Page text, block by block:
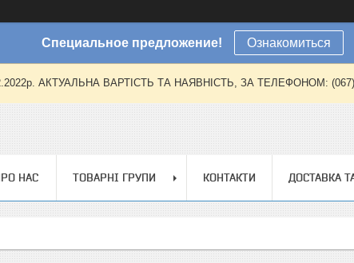
Специальное предложение! Ознакомиться
АКТУАЛЬНА ВАРТІСТЬ ТА НАЯВНІСТЬ, ЗА ТЕЛЕФОНОМ: (067)
НАС ТОВАРНІ ГРУПИ КОНТАКТИ ДОСТАВКА